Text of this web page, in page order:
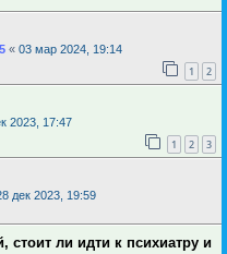
« 03 мар 2024, 19:14
1 2
2023, 17:47
1 2 3
дек 2023, 19:59
стоит ли идти к психиатру и